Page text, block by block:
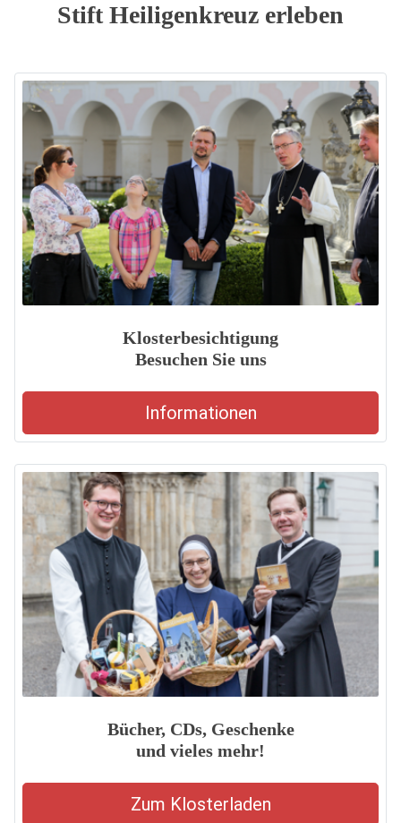
Stift Heiligenkreuz erleben
Klosterbesichtigung
Besuchen Sie uns
Informationen
Bücher, CDs, Geschenke
und vieles mehr!
Zum Klosterladen